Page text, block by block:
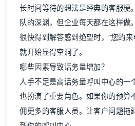
长时间等待的想法是经典的客服梗
队的深渊，但企业每天都在这样做
很快得到解答感到绝望时，“您的
就开始显得空洞了。
哪些因素导致话务量增加？
人手不足是高话务量呼叫中心的一
也扮演了重要角色。如果你的预算
佣更多的客服人员。让客户问题拖